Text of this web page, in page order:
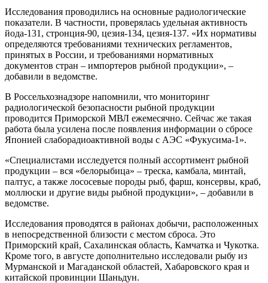
Исследования проводились на основные радиологические
показатели. В частности, проверялась удельная активность
йода-131, стронция-90, цезия-134, цезия-137. «Их нормативы
определяются требованиями технических регламентов,
принятых в России, и требованиями нормативных
документов стран – импортеров рыбной продукции», –
добавили в ведомстве.
В Россельхознадзоре напомнили, что мониторинг
радиологической безопасности рыбной продукции
проводится Приморской МВЛ ежемесячно. Сейчас же такая
работа была усилена после появления информации о сбросе
Японией слаборадиоактивной воды с АЭС «Фукусима-1».
«Специалистами исследуется полный ассортимент рыбной
продукции – вся «белорыбица» – треска, камбала, минтай,
палтус, а также лососевые породы рыб, фарш, консервы, краб,
моллюски и другие виды рыбной продукции», – добавили в
ведомстве.
Исследования проводятся в районах добычи, расположенных
в непосредственной близости с местом сброса. Это
Приморский край, Сахалинская область, Камчатка и Чукотка.
Кроме того, в августе дополнительно исследовали рыбу из
Мурманской и Магаданской областей, Хабаровского края и
китайской провинции Шаньдун.